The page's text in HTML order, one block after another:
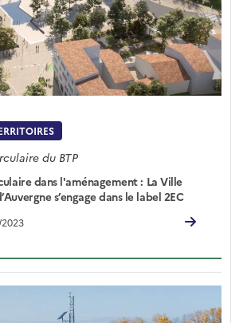
du BTP
dans l'aménagement : La Ville
s’engage dans le label 2EC